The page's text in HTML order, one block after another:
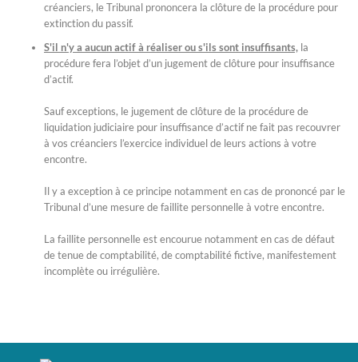
créanciers, le Tribunal prononcera la clôture de la procédure pour
extinction du passif.
S'il n'y a aucun actif à réaliser ou s'ils sont insuffisants, la
procédure fera l’objet d’un jugement de clôture pour insuffisance
d’actif.
Sauf exceptions, le jugement de clôture de la procédure de
liquidation judiciaire pour insuffisance d’actif ne fait pas recouvrer
à vos créanciers l’exercice individuel de leurs actions à votre
encontre.
Il y a exception à ce principe notamment en cas de prononcé par le
Tribunal d’une mesure de faillite personnelle à votre encontre.
La faillite personnelle est encourue notamment en cas de défaut
de tenue de comptabilité, de comptabilité fictive, manifestement
incomplète ou irrégulière.